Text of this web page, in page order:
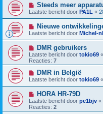
Steeds meer
Laatste bericht door PA1L «
Nieuwe
Laatste bericht door Michel-nl
DMR gebruikers
Laatste bericht door tokio69 «
Reacties: 7
DMR in België
Laatste bericht door tokio69 «
HORA HR-79D
Laatste bericht door pe1bjv «
Reacties: 2